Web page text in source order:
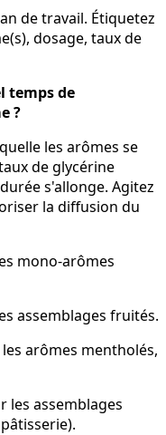
de travail. Étiquetez
dosage, taux de
temps de
?
les arômes se
de glycérine
s'allonge. Agitez
la diffusion du
mono-arômes
assemblages fruités.
arômes mentholés,
les assemblages